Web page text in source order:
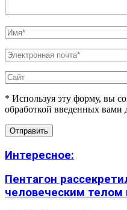
* Используя эту форму, вы
обработкой введенных вами
Интересное:
Пентагон
человеческим телом